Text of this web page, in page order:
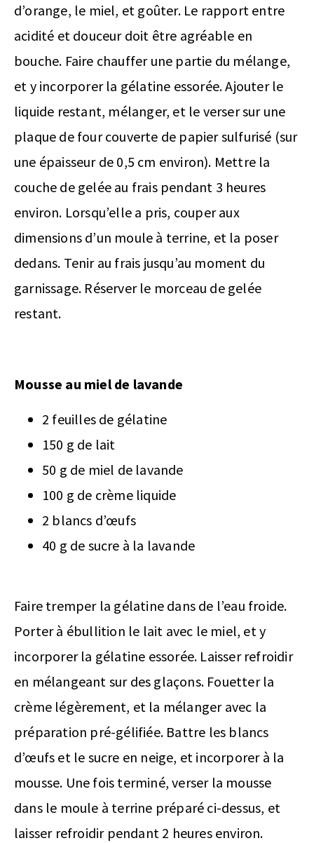
d’orange, le miel, et goûter. Le rapport entre
acidité et douceur doit être agréable en
bouche. Faire chauffer une partie du mélange,
et y incorporer la gélatine essorée. Ajouter le
liquide restant, mélanger, et le verser sur une
plaque de four couverte de papier sulfurisé (sur
une épaisseur de 0,5 cm environ). Mettre la
couche de gelée au frais pendant 3 heures
environ. Lorsqu’elle a pris, couper aux
dimensions d’un moule à terrine, et la poser
dedans. Tenir au frais jusqu’au moment du
garnissage. Réserver le morceau de gelée
restant.
Mousse au miel de lavande
2 feuilles de gélatine
150 g de lait
50 g de miel de lavande
100 g de crème liquide
2 blancs d’œufs
40 g de sucre à la lavande
Faire tremper la gélatine dans de l’eau froide.
Porter à ébullition le lait avec le miel, et y
incorporer la gélatine essorée. Laisser refroidir
en mélangeant sur des glaçons. Fouetter la
crème légèrement, et la mélanger avec la
préparation pré-gélifiée. Battre les blancs
d’œufs et le sucre en neige, et incorporer à la
mousse. Une fois terminé, verser la mousse
dans le moule à terrine préparé ci-dessus, et
laisser refroidir pendant 2 heures environ.